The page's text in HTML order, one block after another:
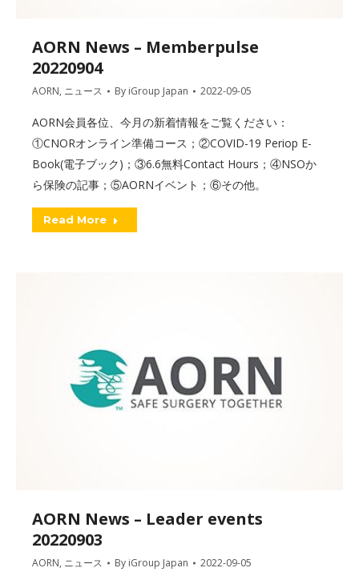
AORN News – Memberpulse
20220904
AORN, ニュース By iGroup Japan 2022-09-05
AORN会員各位、今月の新着情報をご覧ください：
①CNORオンライン準備コース；②COVID-19 Periop E-
Book(電子ブック)；③6.6無料Contact Hours；④NSOか
ら保険の記事；⑤AORNイベント；⑥その他。
Read More
AORN News – Leader events
20220903
AORN, ニュース By iGroup Japan 2022-09-05